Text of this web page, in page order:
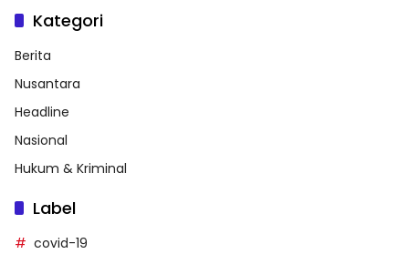
Kategori
Berita
Nusantara
Headline
Nasional
Hukum & Kriminal
Label
covid-19